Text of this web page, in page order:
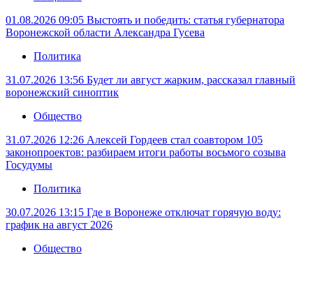
01.08.2026 09:05 Выстоять и победить: статья губернатора
Воронежской области Александра Гусева
Политика
31.07.2026 13:56 Будет ли август жарким, рассказал главный
воронежский синоптик
Общество
31.07.2026 12:26 Алексей Гордеев стал соавтором 105
законопроектов: разбираем итоги работы восьмого созыва
Госудумы
Политика
30.07.2026 13:15 Где в Воронеже отключат горячую воду:
график на август 2026
Общество